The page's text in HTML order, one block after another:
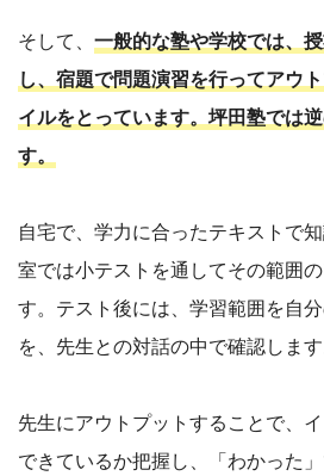
そして、 一般的な塾や学校では、
し、宿題で問題演習を行ってアウ
イルをとっています。坪田塾では
す。
自宅で、学力に合ったテキストで
室では小テストを通してその範囲
す。テスト後には、学習範囲を自
を、先生との対話の中で確認します
先生にアウトプットすることで、
できているか把握し、「わかった